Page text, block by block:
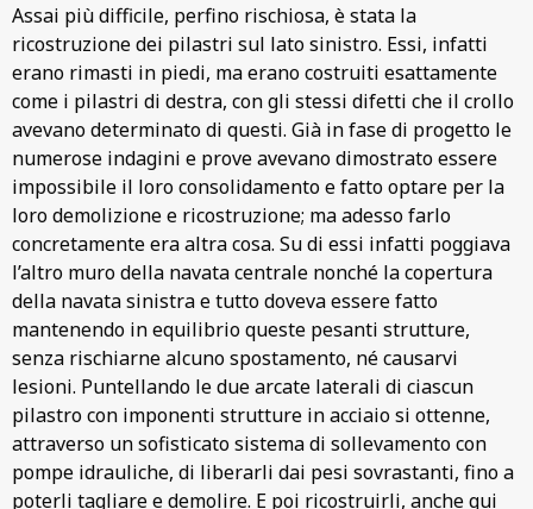
Assai più difficile, perfino rischiosa, è stata la
ricostruzione dei pilastri sul lato sinistro. Essi, infatti
erano rimasti in piedi, ma erano costruiti esattamente
come i pilastri di destra, con gli stessi difetti che il crollo
avevano determinato di questi. Già in fase di progetto le
numerose indagini e prove avevano dimostrato essere
impossibile il loro consolidamento e fatto optare per la
loro demolizione e ricostruzione; ma adesso farlo
concretamente era altra cosa. Su di essi infatti poggiava
l’altro muro della navata centrale nonché la copertura
della navata sinistra e tutto doveva essere fatto
mantenendo in equilibrio queste pesanti strutture,
senza rischiarne alcuno spostamento, né causarvi
lesioni. Puntellando le due arcate laterali di ciascun
pilastro con imponenti strutture in acciaio si ottenne,
attraverso un sofisticato sistema di sollevamento con
pompe idrauliche, di liberarli dai pesi sovrastanti, fino a
poterli tagliare e demolire. E poi ricostruirli, anche qui